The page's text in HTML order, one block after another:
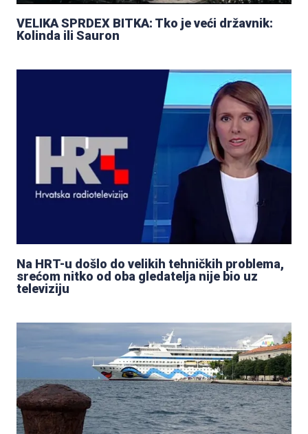
VELIKA SPRDEX BITKA: Tko je veći državnik:
Kolinda ili Sauron
Na HRT-u došlo do velikih tehničkih problema,
srećom nitko od oba gledatelja nije bio uz
televiziju